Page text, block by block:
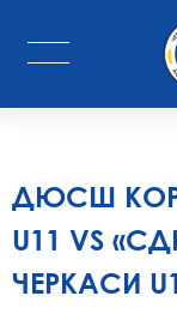
ДЮСШ
U11 VS
ЧЕРКАСИ